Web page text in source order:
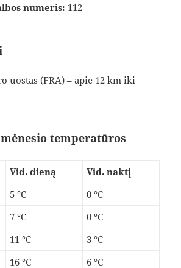
numeris: 112
uostas (FRA) – apie 12 km iki
temperatūros
Vid. dieną
Vid. naktį
5 °C
0 °C
7 °C
0 °C
11 °C
3 °C
16 °C
6 °C